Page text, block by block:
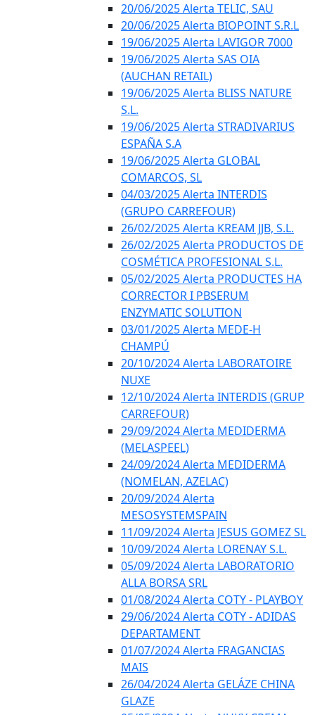
20/06/2025 Alerta TELIC, SAU
20/06/2025 Alerta BIOPOINT S.R.L
19/06/2025 Alerta LAVIGOR 7000
19/06/2025 Alerta SAS OIA
(AUCHAN RETAIL)
19/06/2025 Alerta BLISS NATURE
S.L.
19/06/2025 Alerta STRADIVARIUS
ESPAÑA S.A
19/06/2025 Alerta GLOBAL
COMARCOS, SL
04/03/2025 Alerta INTERDIS
(GRUPO CARREFOUR)
26/02/2025 Alerta KREAM JJB, S.L.
26/02/2025 Alerta PRODUCTOS DE
COSMÉTICA PROFESIONAL S.L.
05/02/2025 Alerta PRODUCTES HA
CORRECTOR I PBSERUM
ENZYMATIC SOLUTION
03/01/2025 Alerta MEDE-H
CHAMPÚ
20/10/2024 Alerta LABORATOIRE
NUXE
12/10/2024 Alerta INTERDIS (GRUP
CARREFOUR)
29/09/2024 Alerta MEDIDERMA
(MELASPEEL)
24/09/2024 Alerta MEDIDERMA
(NOMELAN, AZELAC)
20/09/2024 Alerta
MESOSYSTEMSPAIN
11/09/2024 Alerta JESUS GOMEZ SL
10/09/2024 Alerta LORENAY S.L.
05/09/2024 Alerta LABORATORIO
ALLA BORSA SRL
01/08/2024 Alerta COTY - PLAYBOY
29/06/2024 Alerta COTY - ADIDAS
DEPARTAMENT
01/07/2024 Alerta FRAGANCIAS
MAIS
26/04/2024 Alerta GELÁZE CHINA
GLAZE